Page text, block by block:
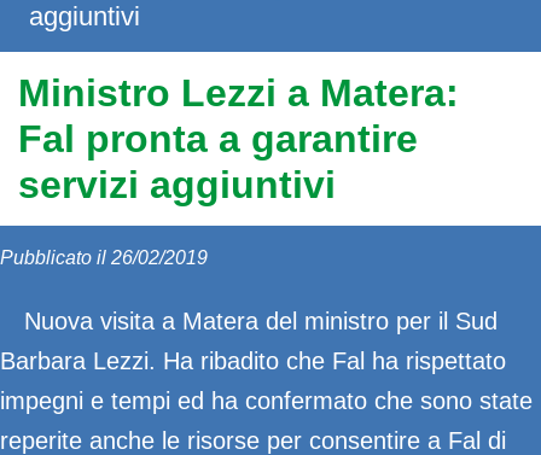
aggiuntivi
Ministro Lezzi a Matera:
Fal pronta a garantire
servizi aggiuntivi
Pubblicato il 26/02/2019
Nuova visita a Matera del ministro per il Sud
Barbara Lezzi. Ha ribadito che Fal ha rispettato
impegni e tempi ed ha confermato che sono state
reperite anche le risorse per consentire a Fal di